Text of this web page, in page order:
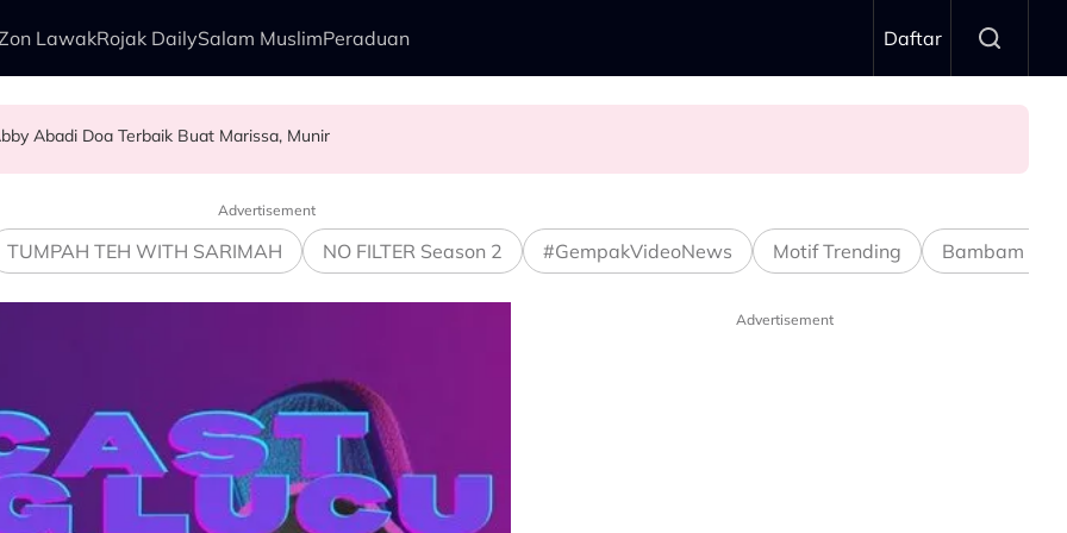
LawakRojak DailySalam MuslimPeraduan Daftar
Doktor
Abadi Doa Terbaik Buat Marissa, Munir
Anak Yang Sudah Mati
Pelamin
Advertisement
TUMPAH TEH WITH SARIMAH NO FILTER Season 2 #GempakVideoNews Motif Trending Bambam
Advertisement